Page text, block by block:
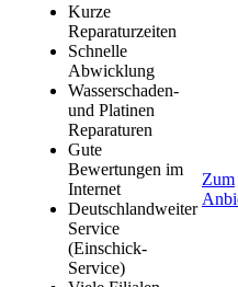
Kurze
Reparaturzeiten
Schnelle
Abwicklung
Wasserschaden-
und Platinen
Reparaturen
Gute
Bewertungen im
Internet
Deutschlandweiter
Service
(Einschick-
Service)
Zum